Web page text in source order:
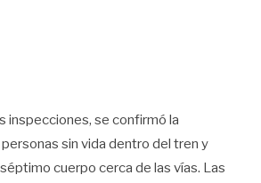
inspecciones, se confirmó la
sin vida dentro del tren y
cuerpo cerca de las vías. Las